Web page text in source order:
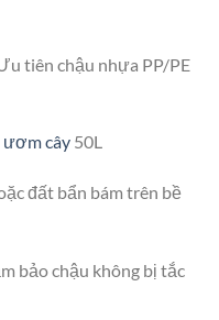
tiên chậu nhựa PP/PE
ươm cây 50L
đất bẩn bám trên bề
bảo chậu không bị tắc